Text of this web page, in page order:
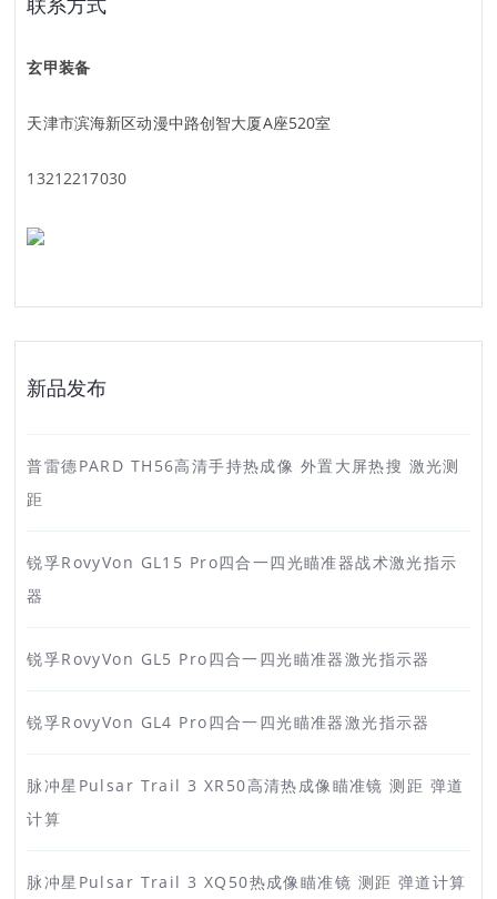
联系方式
玄甲装备
天津市滨海新区动漫中路创智大厦A座520室
13212217030
新品发布
普雷德PARD TH56高清手持热成像 外置大屏热搜 激光测
距
锐孚RovyVon GL15 Pro四合一四光瞄准器战术激光指示
器
锐孚RovyVon GL5 Pro四合一四光瞄准器激光指示器
锐孚RovyVon GL4 Pro四合一四光瞄准器激光指示器
脉冲星Pulsar Trail 3 XR50高清热成像瞄准镜 测距 弹道
计算
脉冲星Pulsar Trail 3 XQ50热成像瞄准镜 测距 弹道计算